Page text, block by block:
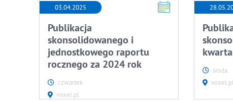
03.04.2025
Publikacja
skonsolidowanego i
jednostkowego raportu
rocznego za 2024 rok
czwartek
voxel.pl
środa